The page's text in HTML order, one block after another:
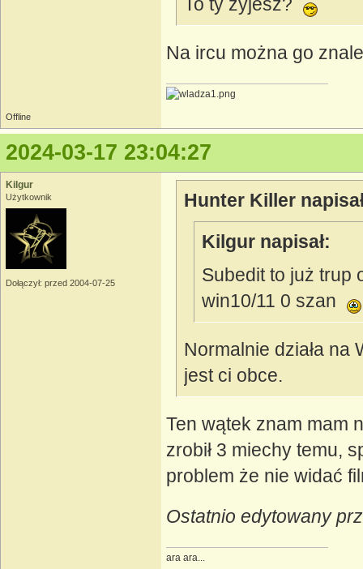
To ty żyjesz?
Na ircu można go
Offline
2024-03-17 23:04:27
Kilgur
Użytkownik
Dołączył: przed 2004-07-25
Hunter Killer
Kilgur napisał:
Subedit to już trup
win10/11 0 szan
Normalnie działa
jest ci obce.
Ten wątek znam mam
zrobił 3 miechy temu,
problem że nie widać
Ostatnio edytowany
ara ara...